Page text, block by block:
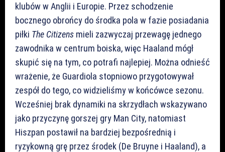
klubów w Anglii i Europie. Przez schodzenie
bocznego obrońcy do środka pola w fazie posiadania
piłki The Citizens mieli zazwyczaj przewagę jednego
zawodnika w centrum boiska, więc Haaland mógł
skupić się na tym, co potrafi najlepiej. Można odnieść
wrażenie, że Guardiola stopniowo przygotowywał
zespół do tego, co widzieliśmy w końcówce sezonu.
Wcześniej brak dynamiki na skrzydłach wskazywano
jako przyczynę gorszej gry Man City, natomiast
Hiszpan postawił na bardziej bezpośrednią i
ryzykowną grę przez środek (De Bruyne i Haaland), a